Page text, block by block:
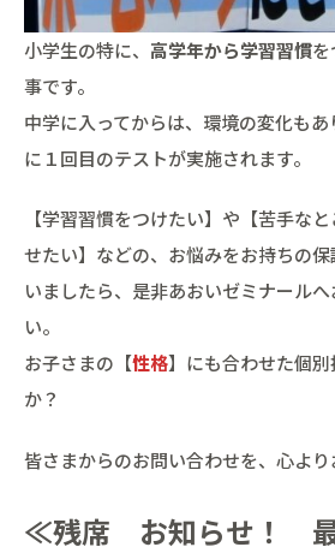
小学生の特に、 高学年から学習習慣
事です。
中学に入ってからは、環境の変化も
に１回目のテストが実施されます。
【学習習慣をつけたい】や【苦手な
せたい】などの、お悩みをお持ちの
いましたら、是非あおいゼミナール
い。
お子さまの【性格】にも合わせた個
か？
皆さまからのお問い合わせを、心より
≪残席 お知らせ！